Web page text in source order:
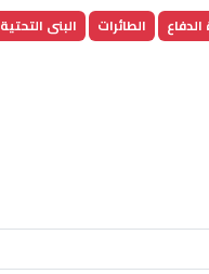
الدفاع الطائرات البنى التحتية